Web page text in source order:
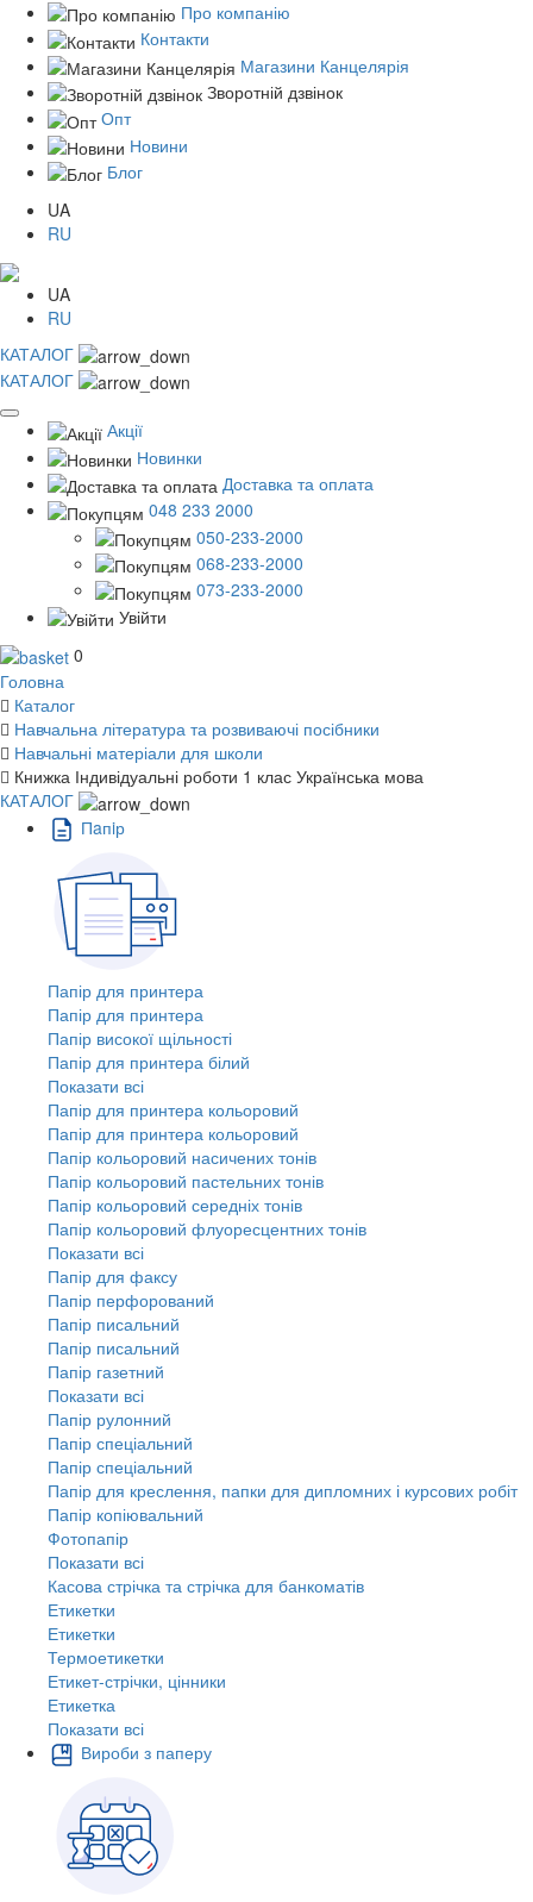
Про компанію
Контакти
Магазини Канцелярія
Зворотній дзвінок
Опт
Новини
Блог
UA
RU
UA
RU
КАТАЛОГ
КАТАЛОГ
Акції
Новинки
Доставка та оплата
048 233 2000
050-233-2000
068-233-2000
073-233-2000
Увійти
0
Головна
Каталог
Навчальна література та розвиваючі посібники
Навчальні матеріали для школи
Книжка Індивідуальні роботи 1 клас Українська мова
КАТАЛОГ
Пaпiр
Папір для принтера
Папір для принтера
Папір високої щільності
Папір для принтера білий
Показати всі
Папір для принтера кольоровий
Папір для принтера кольоровий
Папір кольоровий насичених тонів
Папір кольоровий пастельних тонів
Папір кольоровий середніх тонів
Папір кольоровий флуоресцентних тонів
Показати всі
Папір для факсу
Папір перфорований
Папір писальний
Папір писальний
Папір газетний
Показати всі
Папір рулонний
Папір спеціальний
Папір спеціальний
Папір для креслення, папки для дипломних і курсових робіт
Папір копіювальний
Фотопапір
Показати всі
Касова стрічка та стрічка для банкоматів
Етикетки
Етикетки
Термоетикетки
Етикет-стрічки, цінники
Етикетка
Показати всі
Вироби з паперу